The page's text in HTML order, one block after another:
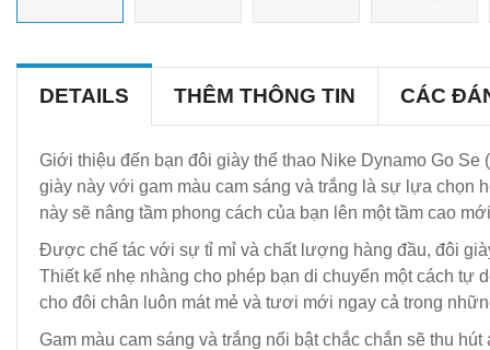
DETAILS THÊM THÔNG TIN CÁC
Giới thiệu đến bạn đôi giày thể thao Nike Dynamo Go
giày này với gam màu cam sáng và trắng là sự lựa chọn
này sẽ nâng tầm phong cách của bạn lên một tầm cao
Được chế tác với sự tỉ mỉ và chất lượng hàng đầu, đôi
Thiết kế nhẹ nhàng cho phép bạn di chuyển một cách
cho đôi chân luôn mát mẻ và tươi mới ngay cả trong
Gam màu cam sáng và trắng nổi bật chắc chắn sẽ thu